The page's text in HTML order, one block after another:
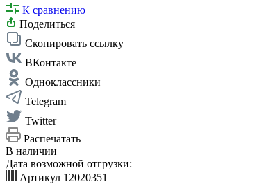
К сравнению
Поделиться
Скопировать ссылку
ВКонтакте
Одноклассники
Telegram
Twitter
Распечатать
В наличии
Дата возможной отгрузки:
Артикул 12020351